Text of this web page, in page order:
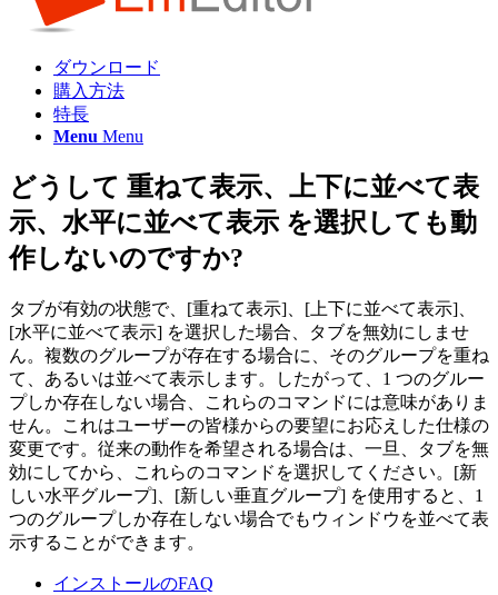
ダウンロード
購入方法
特長
Menu Menu
どうして 重ねて表示、上下に並べて表
示、水平に並べて表示 を選択しても動
作しないのですか?
タブが有効の状態で、[重ねて表示]、[上下に並べて表示]、
[水平に並べて表示] を選択した場合、タブを無効にしませ
ん。複数のグループが存在する場合に、そのグループを重ね
て、あるいは並べて表示します。したがって、1 つのグルー
プしか存在しない場合、これらのコマンドには意味がありま
せん。これはユーザーの皆様からの要望にお応えした仕様の
変更です。従来の動作を希望される場合は、一旦、タブを無
効にしてから、これらのコマンドを選択してください。[新
しい水平グループ]、[新しい垂直グループ] を使用すると、1
つのグループしか存在しない場合でもウィンドウを並べて表
示することができます。
インストールのFAQ